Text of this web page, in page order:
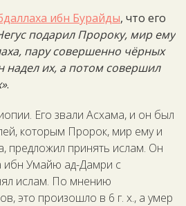
ибн Бурайды, что его
подарил Пророку, мир ему
пару совершенно чёрных
надел их, а потом совершил
.
Его звали Асхама, и он был
которым Пророк, мир ему и
предложил принять ислам. Он
ибн Умайю ад-Дамри с
ислам. По мнению
это произошло в 6 г. х., а умер